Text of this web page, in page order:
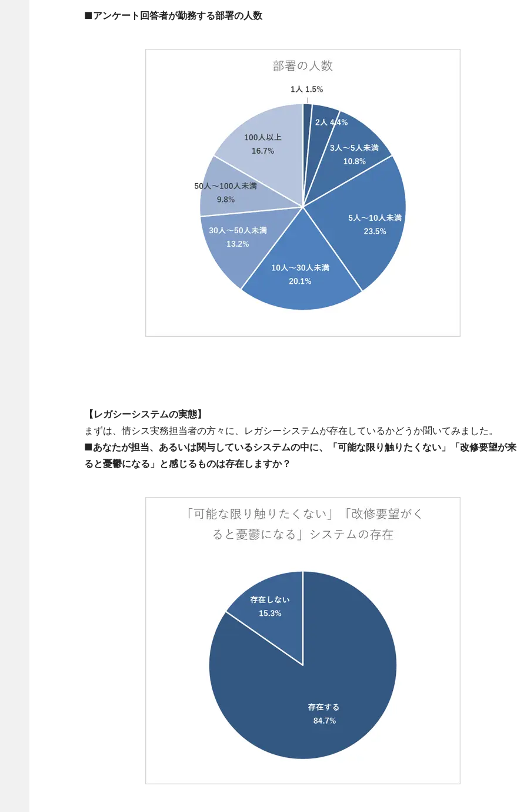
■アンケート回答者が勤務する部署の人数
【レガシーシステムの実態】
まずは、情シス実務担当者の方々に、レガシーシステムが存在しているかどうか聞いてみました。
■あなたが担当、あるいは関与しているシステムの中に、「可能な限り触りたくない」「改修要望が来
ると憂鬱になる」と感じるものは存在しますか？